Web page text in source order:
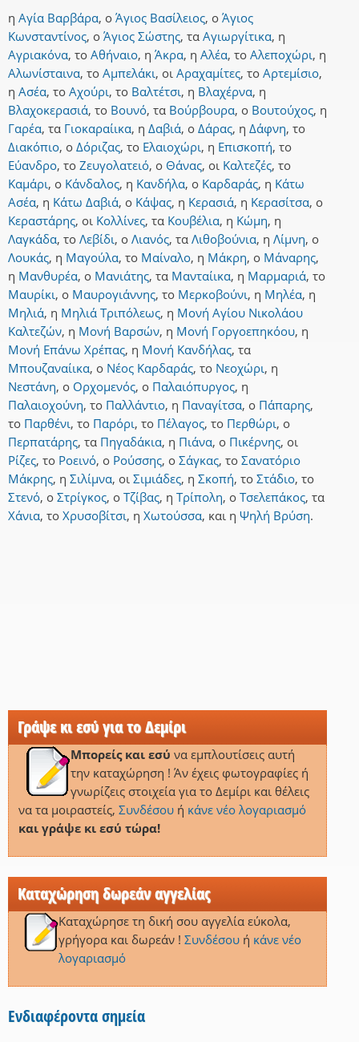
η Αγία Βαρβάρα, ο Άγιος Βασίλειος, ο Άγιος
Κωνσταντίνος, ο Άγιος Σώστης, τα Αγιωργίτικα, η
Αγριακόνα, το Αθήναιο, η Άκρα, η Αλέα, το Αλεποχώρι, η
Αλωνίσταινα, το Αμπελάκι, οι Αραχαμίτες, το Αρτεμίσιο,
η Ασέα, το Αχούρι, το Βαλτέτσι, η Βλαχέρνα, η
Βλαχοκερασιά, το Βουνό, τα Βούρβουρα, ο Βουτούχος, η
Γαρέα, τα Γιοκαραίικα, η Δαβιά, ο Δάρας, η Δάφνη, το
Διακόπιο, ο Δόριζας, το Ελαιοχώρι, η Επισκοπή, το
Εύανδρο, το Ζευγολατειό, ο Θάνας, οι Καλτεζές, το
Καμάρι, ο Κάνδαλος, η Κανδήλα, ο Καρδαράς, η Κάτω
Ασέα, η Κάτω Δαβιά, ο Κάψας, η Κερασιά, η Κερασίτσα, ο
Κεραστάρης, οι Κολλίνες, τα Κουβέλια, η Κώμη, η
Λαγκάδα, το Λεβίδι, ο Λιανός, τα Λιθοβούνια, η Λίμνη, ο
Λουκάς, η Μαγούλα, το Μαίναλο, η Μάκρη, ο Μάναρης,
η Μανθυρέα, ο Μανιάτης, τα Μανταίικα, η Μαρμαριά, το
Μαυρίκι, ο Μαυρογιάννης, το Μερκοβούνι, η Μηλέα, η
Μηλιά, η Μηλιά Τριπόλεως, η Μονή Αγίου Νικολάου
Καλτεζών, η Μονή Βαρσών, η Μονή Γοργοεπηκόου, η
Μονή Επάνω Χρέπας, η Μονή Κανδήλας, τα
Μπουζαναίικα, ο Νέος Καρδαράς, το Νεοχώρι, η
Νεστάνη, ο Ορχομενός, ο Παλαιόπυργος, η
Παλαιοχούνη, το Παλλάντιο, η Παναγίτσα, ο Πάπαρης,
το Παρθένι, το Παρόρι, το Πέλαγος, το Περθώρι, ο
Περπατάρης, τα Πηγαδάκια, η Πιάνα, ο Πικέρνης, οι
Ρίζες, το Ροεινό, ο Ρούσσης, ο Σάγκας, το Σανατόριο
Μάκρης, η Σιλίμνα, οι Σιμιάδες, η Σκοπή, το Στάδιο, το
Στενό, ο Στρίγκος, ο Τζίβας, η Τρίπολη, ο Τσελεπάκος, τα
Χάνια, το Χρυσοβίτσι, η Χωτούσσα, και η Ψηλή Βρύση.
Γράψε κι εσύ για το Δεμίρι
Μπορείς και εσύ να εμπλουτίσεις αυτή
την καταχώρηση ! Άν έχεις φωτογραφίες ή
γνωρίζεις στοιχεία για το Δεμίρι και θέλεις
να τα μοιραστείς, Συνδέσουή κάνε νέο λογαριασμό
και γράψε κι εσύ τώρα!
Καταχώρηση δωρεάν αγγελίας
Καταχώρησε τη δική σου αγγελία εύκολα,
γρήγορα και δωρεάν ! Συνδέσουή κάνε νέο
λογαριασμό
Ενδιαφέροντα σημεία